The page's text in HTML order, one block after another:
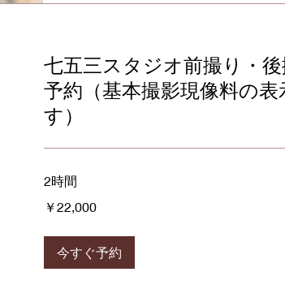
七五三スタジオ前撮り・後
予約（基本撮影現像料の表
す）
2時間
円
￥22,000
今すぐ予約